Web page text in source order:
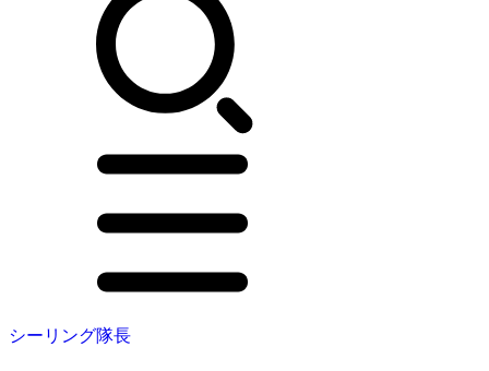
シーリング隊長